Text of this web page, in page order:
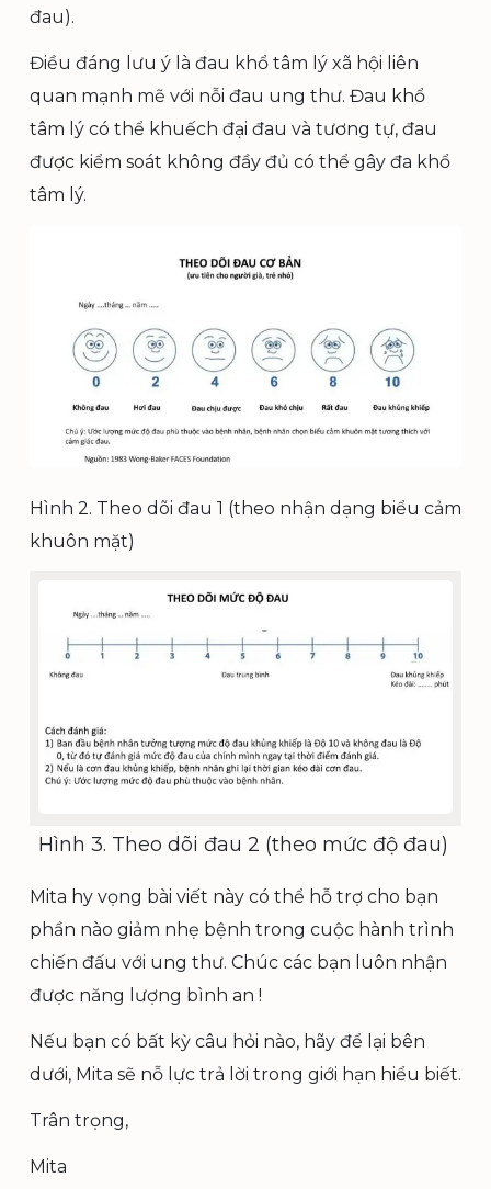
đau).
Điều đáng lưu ý là đau khổ tâm lý xã hội liên
quan mạnh mẽ với nỗi đau ung thư. Đau khổ
tâm lý có thể khuếch đại đau và tương tự, đau
được kiểm soát không đầy đủ có thể gây đa khổ
tâm lý.
Hình 2. Theo dõi đau 1 (theo nhận dạng biểu cảm
khuôn mặt)
Hình 3. Theo dõi đau 2 (theo mức độ đau)
Mita hy vọng bài viết này có thể hỗ trợ cho bạn
phần nào giảm nhẹ bệnh trong cuộc hành trình
chiến đấu với ung thư. Chúc các bạn luôn nhận
được năng lượng bình an !
Nếu bạn có bất kỳ câu hỏi nào, hãy để lại bên
dưới, Mita sẽ nỗ lực trả lời trong giới hạn hiểu biết.
Trân trọng,
Mita